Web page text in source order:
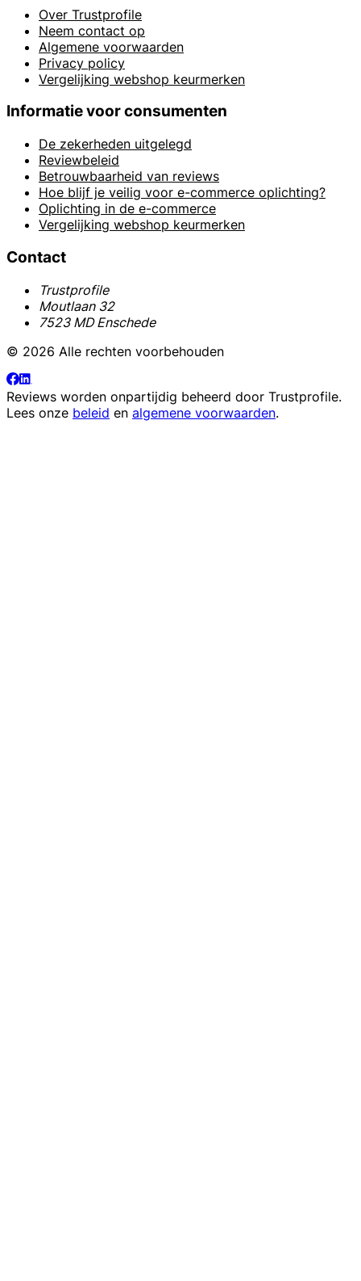
Over Trustprofile
Neem contact op
Algemene voorwaarden
Privacy policy
Vergelijking webshop keurmerken
Informatie voor consumenten
De zekerheden uitgelegd
Reviewbeleid
Betrouwbaarheid van reviews
Hoe blijf je veilig voor e-commerce oplichting?
Oplichting in de e-commerce
Vergelijking webshop keurmerken
Contact
Trustprofile
Moutlaan 32
7523 MD Enschede
© 2026 Alle rechten voorbehouden
Reviews worden onpartijdig beheerd door Trustprofile.
Lees onze beleid en algemene voorwaarden.